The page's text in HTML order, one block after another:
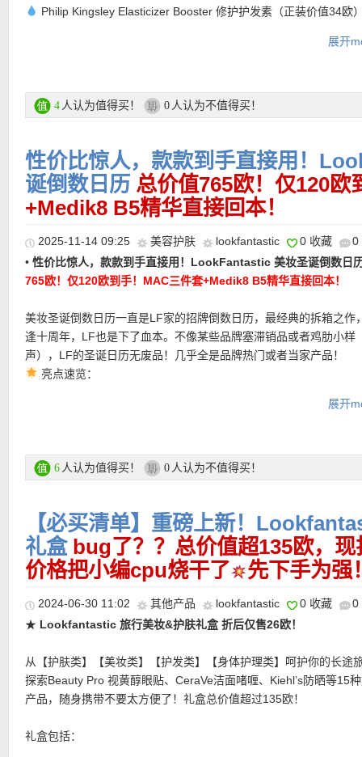
更多礼盒活动链接在此
★ 邮费：全场满30欧德国境内免邮（普通快递），可直邮瑞士、荷
地利等地区，邮费详情请参考网站信息。
★ 退货：14天内无理由退货
★ 【Lookfantastic网站中文图文购物教程点击此处】
Philip Kingsley Elasticizer Booster 修护护发素（正装价值34欧
美妆视频中推荐过的美国专业彩妆品牌Anastasia Beverly Hills。唇
ICONIC London 液体修容（正装价值25欧）
妆效就是那种太阳晒在脸上的假日度假感！可直接上脸，也能混合
造健康光泽肌。
🥀 111SKIN Rose Gold 玫瑰金提亮面膜（正装价值23欧）
维密天使都在用！蕴含24K纯金和大马士革玫瑰萃取，让面膜呈现
的玫瑰金色泽，具有高效舒缓、白净明亮的功效。 同步添加甘草根
改善黯沉蜡黄以及肤色不均；丝氨酸作用强化肌肤角质保水屏障，
于修护与提升肌肤自愈力。
白女最爱！是甜甜的花果香少女味：火龙果+香草+海风。
The INKEY List 痘痘隐形贴（正装价值10欧）
夜间急救神器，吸油、消炎、淡化红痘印，贴了像没贴一样。
The Beauty Crop Oui Chérie Cherry Primer 樱桃保湿妆前（正
更多礼盒活动链接在此
★ 可用折上折优惠码： DEUTAODE或者LFSELAIRE 亲测有效！
★ 邮费：全场满30欧德国境内免邮（普通快递），可直邮瑞士、荷
地利等地区，邮费详情请参考网站信息。
★ 退货：14天内无理由退货
★ 【 Lookfantastic网站中文图文购物教程点击此处
展开
4 人认为值得买！ 0 人认为不值得买！
性价比惊人，款款到手直接用！
诞倒数日历 总价值765欧！仅120欧
+Medik8 B5精华直接回本！
2025-11-14 09:25 美容护肤 lookfantastic 0 收藏
0
• 性价比惊人，款款到手直接用！LookFantastic 美妆圣诞倒数日
765欧！仅120欧到手！MAC三件套+Medik8 B5精华直接回本！
美妆圣诞倒数日历一直是LF家的招牌倒数日历，最经典的拆箱之作
逢十周年，LF也是下了血本。不像某些品牌塞滞销品或者鸡肋小样
声），LF的圣诞日历无废品！几乎全是品牌热门或者当家产品！
亮点速览：
Elemis玫瑰海洋面霜 15ml：与招牌骨胶原海洋面霜配方相同，更特
功能，再加上自然保湿因子和三效保湿促进剂，可补充皮肤内部水
补水。用后能令肌肤恢复饱满和弹性。
REN净颜焕采眼霜15ml：可提亮并平滑肌肤，减淡黑眼圈。肌肤更
水润、焕采。
LANEIGE/兰芝 水润防晒20ml：配方中巧妙融合了水电离矿物质水
苷，在为肌肤筑起防晒屏障的同时，还能温柔地安抚肌肤。
更多圣诞礼盒活动链接在此
地利等地区，邮费详情请参考网站信息。
展开
6 人认为值得买！ 0 人认为不值得买！
【必买清单】重磅上新！
礼盒 bug了？？总价值超135欧，
价格把小编cpu烧干了
先下手为强
2024-06-30 11:02 其他产品 lookfantastic 0 收藏
0
★ Lookfantastic 旅行美妆&护肤礼盒 折后仅售26欧！
从【护肤类】【美妆类】【护发类】【身体护理类】呵护你的长途
探索Beauty Pro 视黄醇眼贴、CeraVe洁面啫喱、Kiehl’s防晒等15
产品，随身携带不要太方便了！礼盒总价值超过135欧！
礼盒包括：